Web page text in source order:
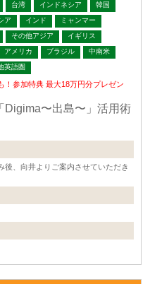
台湾 インドネシア
韓国
ア インド
ミャンマー
その他アジア
イギリス
アメリカ ブラジル
中南米
英語圏
！参加特典 最大18万円分プレゼン
Digima〜出島〜」活用術
後、向井よりご案内させていただき